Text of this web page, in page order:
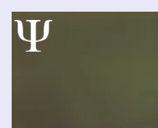
Panneau de gestion des cookies